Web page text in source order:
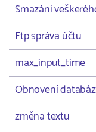
Smazání
Ftp správa účtu
max_input_time
Obnovení
změna textu